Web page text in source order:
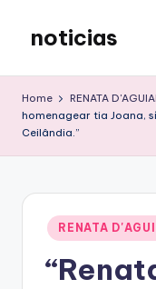
content
noticias
Home RENATA
homenagear tia Joana,
Ceilândia.”
Posted
in
RENATA